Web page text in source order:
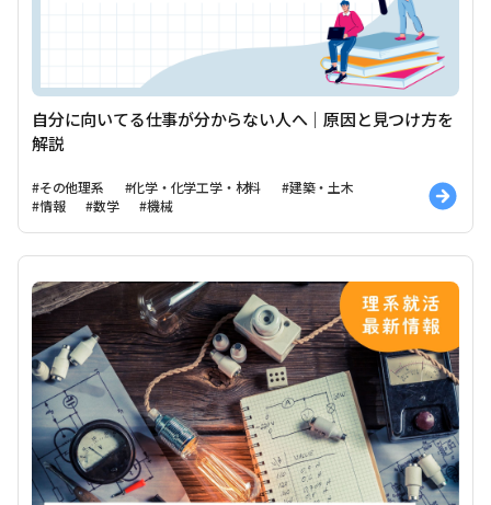
自分に向いてる仕事が分からない人へ｜原因と見つけ方を
解説
#その他理系 #化学・化学工学・材料
#建築・土木
#情報
#数学 #機械